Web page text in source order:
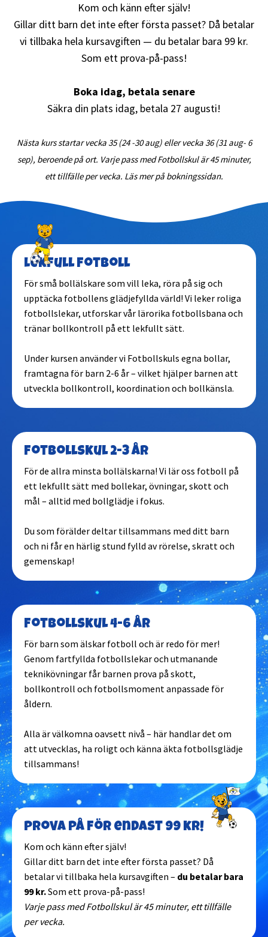
Falun
Göteborg - Billdal
Göteborg - Frölunda
Göteborg - Gamlestaden
Göteborg - Haga
Göteborg - Hisingen
Göteborg - Johanneberg
Göteborg - Majorna/Linné
Göteborg - Torslanda
Göteborg - Örgryte
Helsingborg
Huddinge
Järfälla
Jönköping
Kalmar
Karlskoga
Karlstad
Kungsbacka
Kungälv
Landskrona
Landvetter
Linköping
Kom och känn efter själv!
Gillar ditt barn det inte efter första passet? Då betalar
vi tillbaka hela kursavgiften — du betalar bara 99 kr.
Som ett prova-på-pass!
Boka idag, betala senare
Säkra din plats idag, betala 27 augusti!
Nästa kurs startar vecka 35 (24 -30 aug) eller vecka 36 (31 aug- 6
sep), beroende på ort. Varje pass med Fotbollskul är 45 minuter,
ett tillfälle per vecka. Läs mer på bokningssidan.
Lekfull fotboll
För små bollälskare som vill leka, röra på sig och
upptäcka fotbollens glädjefyllda värld! Vi leker roliga
fotbollslekar, utforskar vår lärorika fotbollsbana och
tränar bollkontroll på ett lekfullt sätt.
Under kursen använder vi Fotbollskuls egna bollar,
framtagna för barn 2-6 år – vilket hjälper barnen att
utveckla bollkontroll, koordination och bollkänsla.
Fotbollskul 2-3 år
För de allra minsta bollälskarna! Vi lär oss fotboll på
ett lekfullt sätt med bollekar, övningar, skott och
mål – alltid med bollglädje i fokus.
Du som förälder deltar tillsammans med ditt barn
och ni får en härlig stund fylld av rörelse, skratt och
gemenskap!
Fotbollskul 4-6 år
För barn som älskar fotboll och är redo för mer!
Genom fartfyllda fotbollslekar och utmanande
teknikövningar får barnen prova på skott,
bollkontroll och fotbollsmoment anpassade för
åldern.
Alla är välkomna oavsett nivå – här handlar det om
att utvecklas, ha roligt och känna äkta fotbollsglädje
tillsammans!
Prova på för endast 99 kr!
Kom och känn efter själv!
Gillar ditt barn det inte efter första passet? Då
betalar vi tillbaka hela kursavgiften – du betalar bara
99 kr.Som ett prova-på-pass!
Varje pass med Fotbollskul är 45 minuter, ett tillfälle
per vecka.